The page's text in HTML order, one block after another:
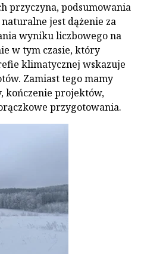
przyczyna, podsumowania
jest dążenie za
wyniku liczbowego na
w tym czasie, który
klimatycznej wskazuje
Zamiast tego mamy
kończenie projektów,
przygotowania.